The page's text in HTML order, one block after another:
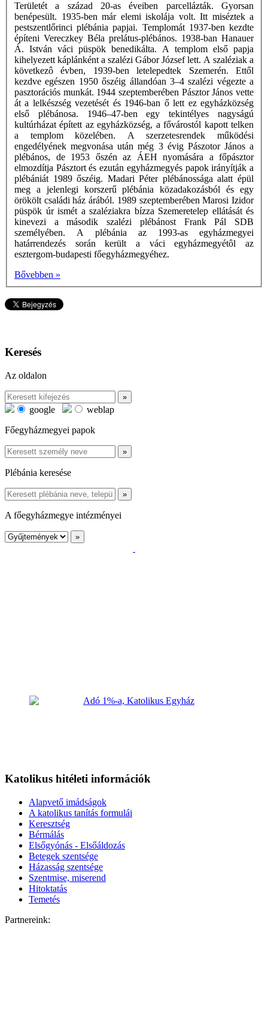
Területét a század 20-as éveiben parcellázták. Gyorsan
benépesült. 1935-ben már elemi iskolája volt. Itt miséztek a
pestszentlőrinci plébánia papjai. Templomát 1937-ben kezdte
építeni Vereczkey Béla prelátus-plébános. 1938-ban Hanauer
Á. István váci püspök benedikálta. A templom első papja
kihelyezett káplánként a szalézi Gábor József lett. A szaléziak a
következô évben, 1939-ben letelepedtek Szemerén. Ettől
kezdve egészen 1950 őszéig állandóan 3–4 szalézi végezte a
pasztorációs munkát. 1944 szeptemberében Pásztor János vette
át a lelkészség vezetését és 1946-ban ő lett ez egyházközség
első plébánosa. 1946–47-ben egy tekintélyes nagyságú
kultúrházat épített az egyházközség, a fővárostól kapott telken
a templom közelében. A szerzetesrendek működési
engedélyének megvonása után még 3 évig Pászotor János a
plébános, de 1953 őszén az ÁEH nyomására a főpásztor
elmozdítja Pásztort és ezután egyházmegyés papok irányítják a
plébániát 1989 őszéig. Madari Péter plébánossága alatt épül
meg a jelenlegi korszerű plébánia közadakozásból és egy
örökölt családi ház árából. 1989 szeptemberében Marosi Izidor
püspök úr ismét a szaléziakra bízza Szemeretelep ellátását és
kinevezi a második szalézi plébánost Frank Pál SDB
személyében. A plébánia az 1993-as egyházmegyei
határrendezés során került a váci egyházmegyétôl az
esztergom-budapesti főegyházmegyéhez.
Bővebben »
Keresés
Az oldalon
google
weblap
Főegyházmegyei papok
Plébánia keresése
A főegyházmegye intézményei
Katolikus hitéleti információk
Alapvető imádságok
A katolikus tanítás formulái
Keresztség
Bérmálás
Elsőgyónás - Elsőáldozás
Betegek szentsége
Házasság szentsége
Szentmise, miserend
Hitoktatás
Temetés
Partnereink: